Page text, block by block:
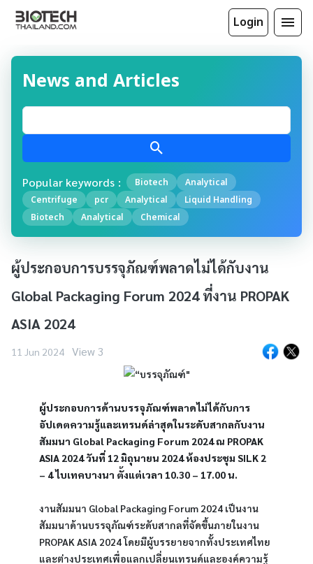
Login
News and Articles
Popular keywords : Biotech
Analytical
Centrifuge
pcr Analytical
Liquid Handling
Biotech
Analytical Chemical
ผู้ประกอบการบรรจุภัณฑ์พลาดไม่ได้กับงาน
Global Packaging Forum 2024 ที่งาน PROPAK
ASIA 2024
11 Jun 2024 View 3
ผู้ประกอบการด้านบรรจุภัณฑ์พลาดไม่ได้กับการ
อัปเดตความรู้และเทรนด์ล่าสุดในระดับสากลกับงาน
สัมมนา Global Packaging Forum 2024 ณ PROPAK
ASIA 2024 วันที่ 12 มิถุนายน 2024 ห้องประชุม SILK 2
– 4 ไบเทคบางนา ตั้งแต่เวลา 10.30 – 17.00 น.
งานสัมมนา Global Packaging Forum 2024 เป็นงาน
สัมมนาด้านบรรจุภัณฑ์ระดับสากลที่จัดขึ้นภายในงาน
PROPAK ASIA 2024 โดยมีผู้บรรยายจากทั้งประเทศไทย
และต่างประเทศเพื่อแลกเปลี่ยนเทรนด์และองค์ความรู้